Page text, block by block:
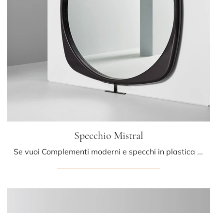
Specchio Mistral
Se vuoi Complementi moderni e specchi in plastica scopri di più sul modello Specchio Mistral del brand Bonaldo.